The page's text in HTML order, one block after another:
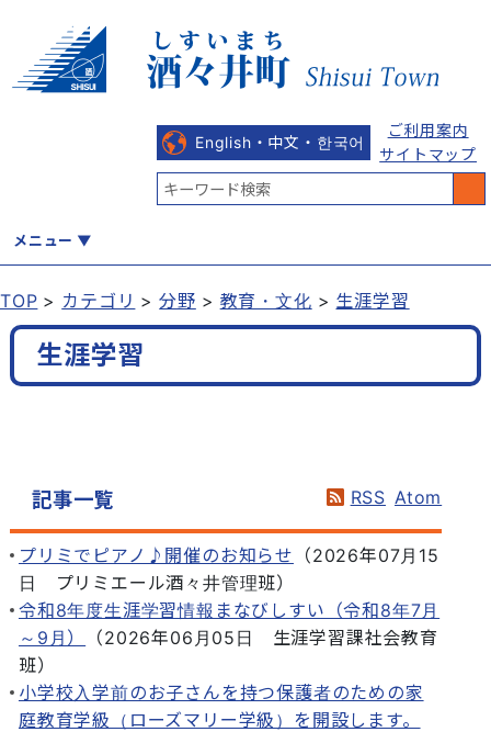
English・中文・한국어
ご利用案内
サイトマップ
メニュー
くらし 産業・しごと
TOP カテゴリ 分野 教育・文化 生涯学習
生涯学習
記事一覧 RSS Atom
プリミでピアノ♪開催のお知らせ （2026年07月15
日
プリミエール酒々井管理班）
令和8年度生涯学習情報まなびしすい（令和8年7月
～9月）
（2026年06月05日
生涯学習課社会教育
班）
小学校入学前のお子さんを持つ保護者のための家
庭教育学級（ローズマリー学級）を開設します。